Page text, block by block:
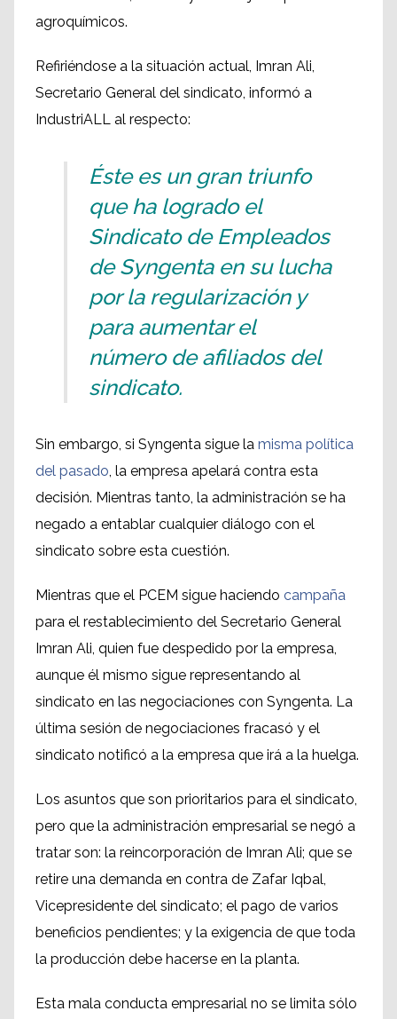
agroquímicos.
Refiriéndose a la situación actual, Imran Ali,
Secretario General del sindicato, informó a
IndustriALL al respecto:
Éste es un gran triunfo
que ha logrado el
Sindicato de Empleados
de Syngenta en su lucha
por la regularización y
para aumentar el
número de afiliados del
sindicato.
Sin embargo, si Syngenta sigue la misma política
del pasado, la empresa apelará contra esta
decisión. Mientras tanto, la administración se ha
negado a entablar cualquier diálogo con el
sindicato sobre esta cuestión.
Mientras que el PCEM sigue haciendo campaña
para el restablecimiento del Secretario General
Imran Ali, quien fue despedido por la empresa,
aunque él mismo sigue representando al
sindicato en las negociaciones con Syngenta. La
última sesión de negociaciones fracasó y el
sindicato notificó a la empresa que irá a la huelga.
Los asuntos que son prioritarios para el sindicato,
pero que la administración empresarial se negó a
tratar son: la reincorporación de Imran Ali; que se
retire una demanda en contra de Zafar Iqbal,
Vicepresidente del sindicato; el pago de varios
beneficios pendientes; y la exigencia de que toda
la producción debe hacerse en la planta.
Esta mala conducta empresarial no se limita sólo